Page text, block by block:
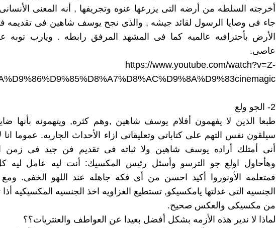
أخرجته السلطه من أرضه التى يزرعها عنوه وتجريفها , أنه المعنى
جاء فى وصايا الرسول لقائد جيشه , والذى نجح يوسف شاهين فى تقديمه
الأرض بأحترافيه عالميه كما فى المشهد المرفق رابطه . ويارب توبه
عاصى.
https://www.youtube.com/watch?v=Z-
2- الجو ولع
طبعا الذين لا يفهمون أفلام يوسف شاهين ,وهم كثره, ويتهمونه بأنها
سيلقون نفس التهم على كتاباتى وتعليقاتى ازاء الأحداث الجاريه. عموما انا
أنى أمتلك أراده يوسف شاهين ولا ثباته فى تقديم فن جيد فى زمن
وهأحاول اولع جو الترسو وأسئل رئيس المكسيك: أنت ليه عامل ليه
فمتعلمه الأونوروا أكيد احسن من أى فكه جاهله عند اللهو الخفى. ومع
الجنسيه التى عدلتها يامكسيكو, تستطيع الغزاويه اخذ الجنسيه المكسيكيه
من مكسيكى والعكس صحيح.
لماذا لا ندير هذه الأزمه بشكل أفضل بعيدا عن العواطف والعنتريات؟؟